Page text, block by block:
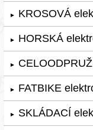
► KROSOVÁ
► HORSKÁ
►
► FATBIKE
► SKLÁDACÍ